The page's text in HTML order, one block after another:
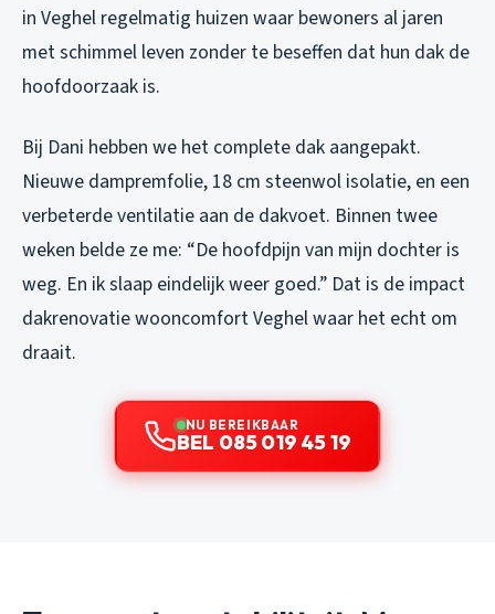
in Veghel regelmatig huizen waar bewoners al jaren
met schimmel leven zonder te beseffen dat hun dak de
hoofdoorzaak is.
Bij Dani hebben we het complete dak aangepakt.
Nieuwe dampremfolie, 18 cm steenwol isolatie, en een
verbeterde ventilatie aan de dakvoet. Binnen twee
weken belde ze me: “De hoofdpijn van mijn dochter is
weg. En ik slaap eindelijk weer goed.” Dat is de impact
dakrenovatie wooncomfort Veghel waar het echt om
draait.
NU BEREIKBAAR
BEL 085 019 45 19